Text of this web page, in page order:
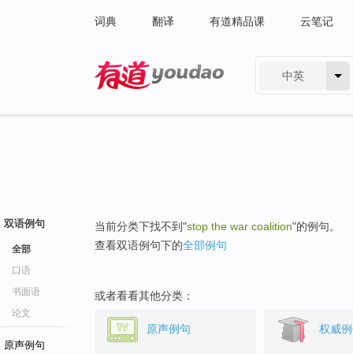
词典 翻译 有道精品课 云笔记
中英
双语例句
全部
口语
书面语
论文
原声例句
当前分类下找不到"stop the war coalition"的例句。
查看双语例句下的全部例句
或者看看其他分类：
原声例句 权威